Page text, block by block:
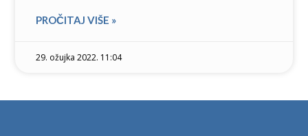
PROČITAJ VIŠE »
29. ožujka 2022. 11:04